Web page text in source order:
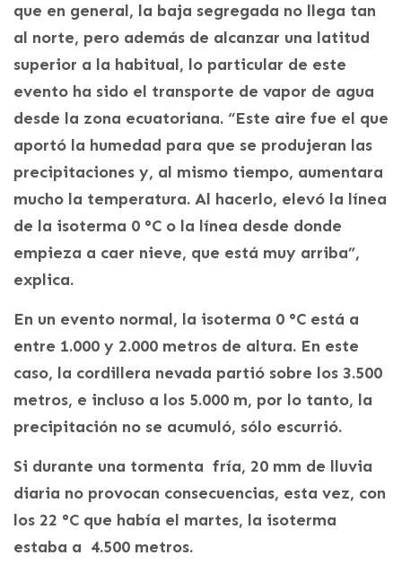
que en general, la baja segregada no llega tan
al norte, pero además de alcanzar una latitud
superior a la habitual, lo particular de este
evento ha sido el transporte de vapor de agua
desde la zona ecuatoriana. “Este aire fue el que
aportó la humedad para que se produjeran las
precipitaciones y, al mismo tiempo, aumentara
mucho la temperatura. Al hacerlo, elevó la línea
de la isoterma 0 °C o la línea desde donde
empieza a caer nieve, que está muy arriba”,
explica.
En un evento normal, la isoterma 0 °C está a
entre 1.000 y 2.000 metros de altura. En este
caso, la cordillera nevada partió sobre los 3.500
metros, e incluso a los 5.000 m, por lo tanto, la
precipitación no se acumuló, sólo escurrió.
Si durante una tormenta fría, 20 mm de lluvia
diaria no provocan consecuencias, esta vez, con
los 22 °C que había el martes, la isoterma
estaba a 4.500 metros.